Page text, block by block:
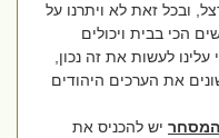
ובכל זאת לא ויתרנו על
הכי בבית ויכולים
לעשות את זה נכון,
את הערכים היהודים
יש להכניס את